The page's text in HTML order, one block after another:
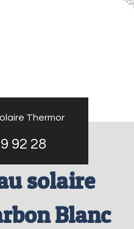
Thermor
92 28
solaire
Blanc